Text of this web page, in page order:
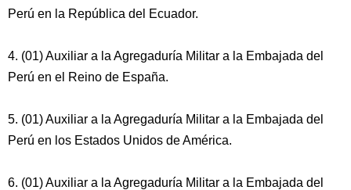
Perú en la República del Ecuador.
4. (01) Auxiliar a la Agregaduría Militar a la Embajada del
Perú en el Reino de España.
5. (01) Auxiliar a la Agregaduría Militar a la Embajada del
Perú en los Estados Unidos de América.
6. (01) Auxiliar a la Agregaduría Militar a la Embajada del